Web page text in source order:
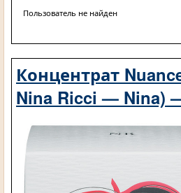
Пользователь не найден
Концентрат
Nina Ricci — Nina)